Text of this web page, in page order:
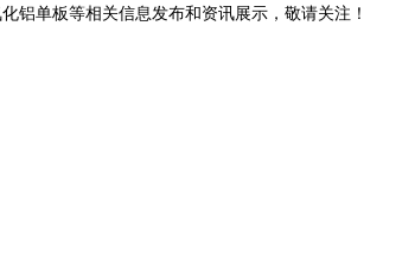
铝单板等相关信息发布和资讯展示，敬请关注！